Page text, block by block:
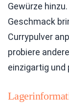
Gewürze
Geschmack
Currypulver
probiere
einzigartig und